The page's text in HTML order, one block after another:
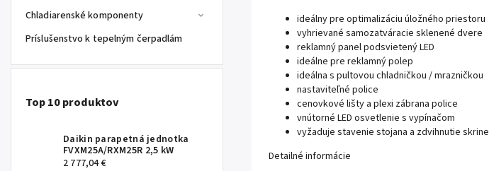
Chladiarenské komponenty
Príslušenstvo k tepelným čerpadlám
Top 10 produktov
Daikin parapetná jednotka
FVXM25A/RXM25R 2,5 kW
2 777,04 €
ideálny pre optimalizáciu úložného priestoru
vyhrievané samozatváracie sklenené dvere
reklamný panel podsvietený LED
ideálne pre reklamný polep
ideálna s pultovou chladničkou / mrazničkou
nastaviteľné police
cenovkové lišty a plexi zábrana police
vnútorné LED osvetlenie s vypínačom
vyžaduje stavenie stojana a zdvihnutie skrine
Detailné informácie